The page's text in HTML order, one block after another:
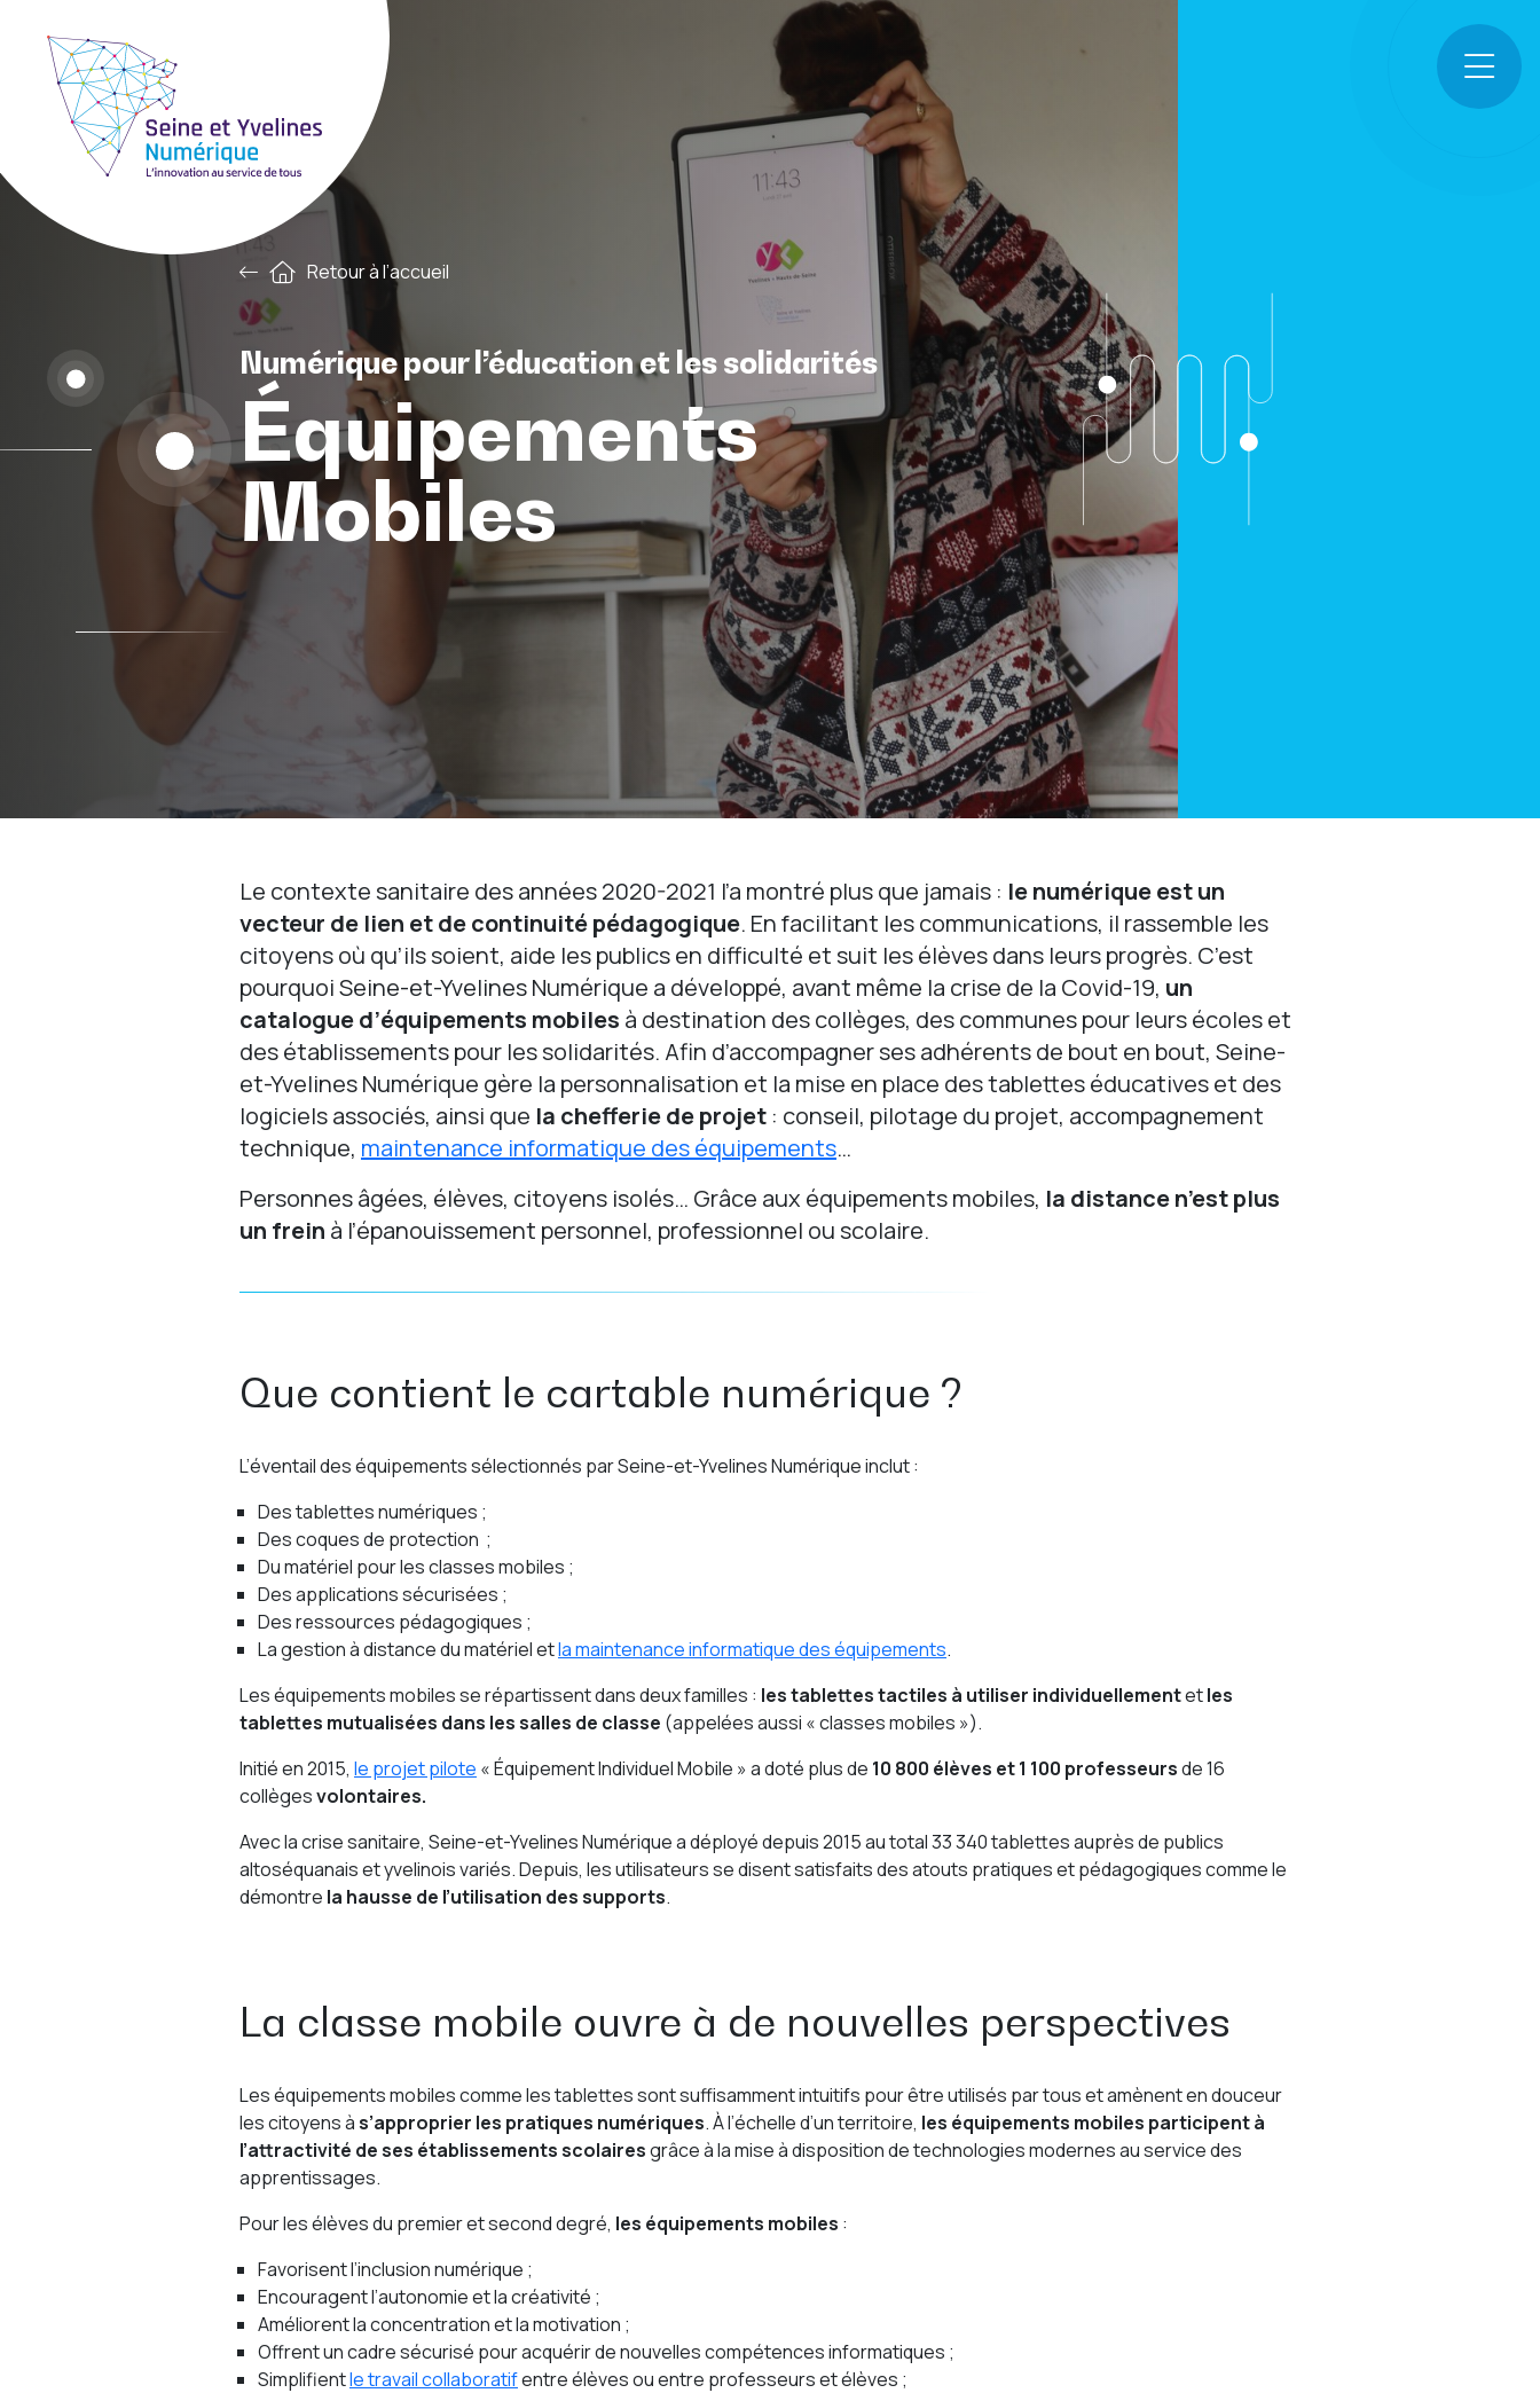
Retour à l’accueil
Numérique pour l’éducation et les solidarités
Équipements
Mobiles
Le contexte sanitaire des années 2020-2021 l’a montré plus que jamais : le numérique est un
vecteur de lien et de continuité pédagogique. En facilitant les communications, il rassemble les
citoyens où qu’ils soient, aide les publics en difficulté et suit les élèves dans leurs progrès. C’est
pourquoi Seine-et-Yvelines Numérique a développé, avant même la crise de la Covid-19, un
catalogue d’équipements mobiles à destination des collèges, des communes pour leurs écoles et
des établissements pour les solidarités. Afin d’accompagner ses adhérents de bout en bout, Seine-
et-Yvelines Numérique gère la personnalisation et la mise en place des tablettes éducatives et des
logiciels associés, ainsi que la chefferie de projet: conseil, pilotage du projet, accompagnement
technique, maintenance informatique des équipements…
Personnes âgées, élèves, citoyens isolés… Grâce aux équipements mobiles, la distance n’est plus
un frein à l’épanouissement personnel, professionnel ou scolaire.
Que contient le cartable numérique ?
L’éventail des équipements sélectionnés par Seine-et-Yvelines Numérique inclut :
Des tablettes numériques ;
Des coques de protection ;
Du matériel pour les classes mobiles ;
Des applications sécurisées ;
Des ressources pédagogiques ;
La gestion à distance du matériel etla maintenance informatique des équipements.
Les équipements mobiles se répartissent dans deux familles : les tablettes tactiles à utiliser individuellementetles
tablettes mutualisées dans les salles de classe (appelées aussi «classes mobiles »).
Initié en 2015, le projet pilote « Équipement Individuel Mobile » a doté plus de 10 800 élèves et 1 100 professeursde 16
collègesvolontaires.
Avec la crise sanitaire, Seine-et-Yvelines Numérique a déployé depuis 2015 au total 33 340 tablettes auprès de publics
altoséquanais et yvelinois variés. Depuis, les utilisateurs se disent satisfaits des atouts pratiques et pédagogiques comme le
démontre la hausse de l’utilisation des supports.
La classe mobile ouvre à de nouvelles perspectives
Les équipements mobiles comme les tablettes sont suffisamment intuitifs pour être utilisés par tous et amènent en douceur
les citoyens às’approprier les pratiques numériques. À l’échelle d’un territoire, les équipements mobiles participent à
l’attractivité de ses établissements scolairesgrâce à la mise à disposition de technologies modernes au service des
apprentissages.
Pour les élèves du premier et second degré, les équipements mobiles :
Favorisent l’inclusion numérique ;
Encouragent l’autonomie et la créativité ;
Améliorent la concentration et la motivation ;
Offrent un cadre sécurisé pour acquérir de nouvelles compétences informatiques ;
Simplifientle travail collaboratifentre élèves ou entre professeurs et élèves ;